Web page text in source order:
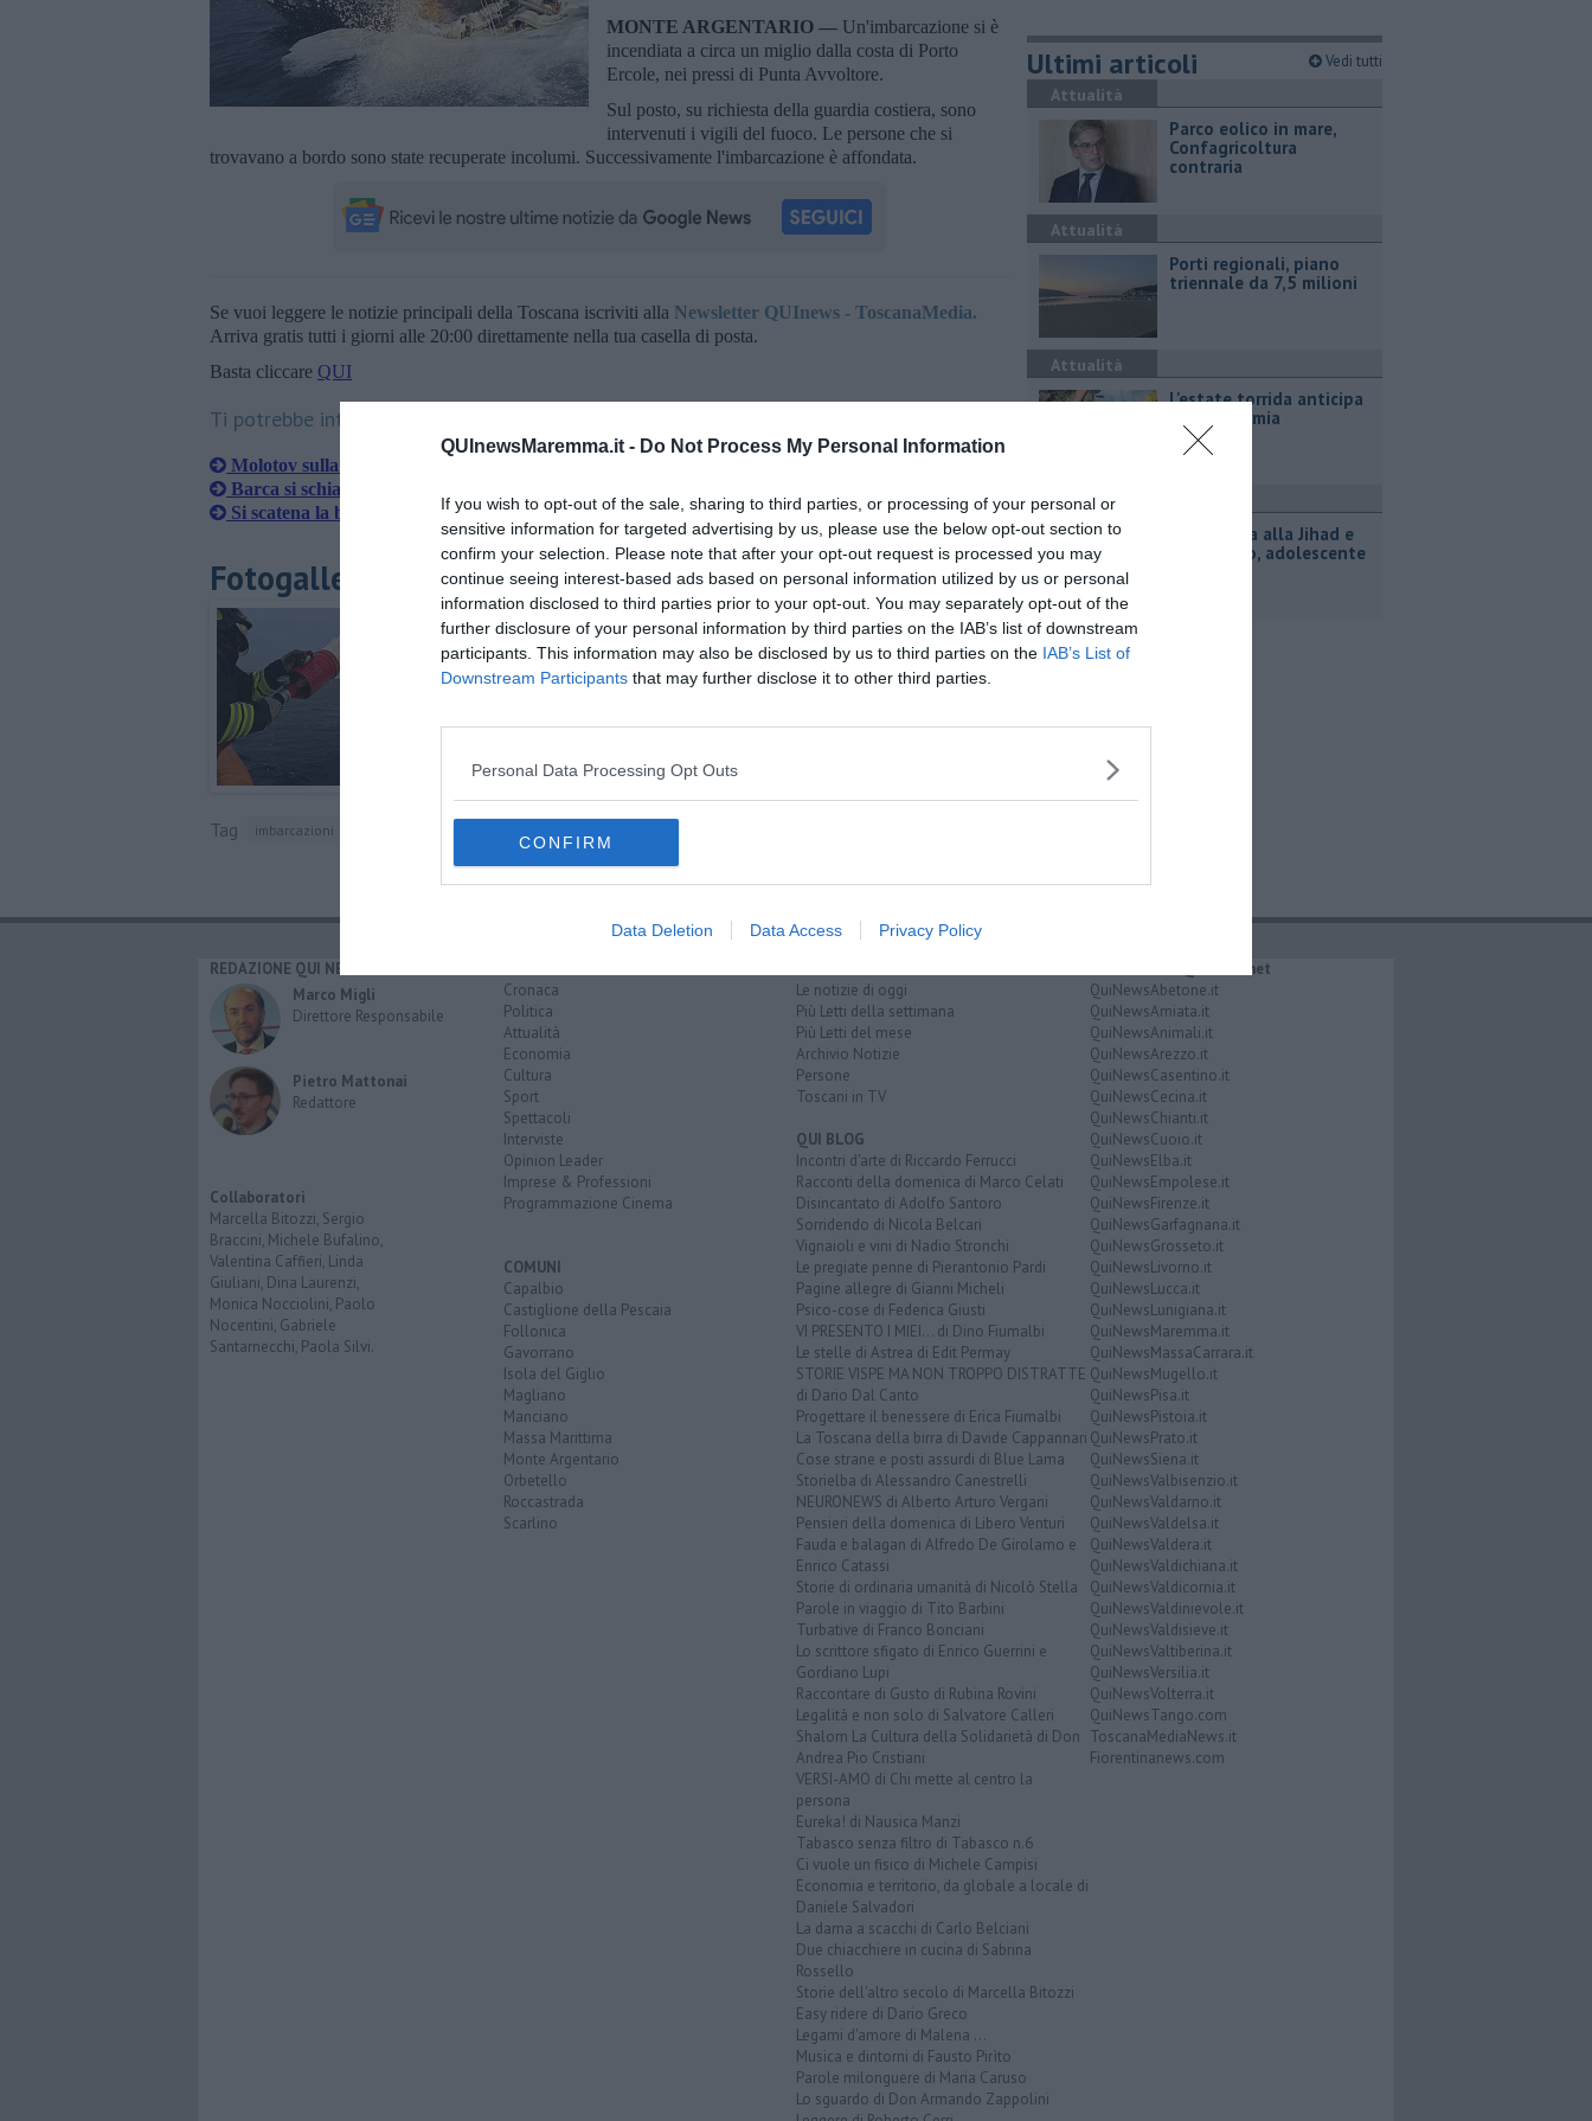
QUInewsMaremma.it - Do Not Process My Personal Information
If you wish to opt-out of the sale, sharing to third parties, or processing of your personal or
sensitive information for targeted advertising by us, please use the below opt-out section to
confirm your selection. Please note that after your opt-out request is processed you may
continue seeing interest-based ads based on personal information utilized by us or personal
information disclosed to third parties prior to your opt-out. You may separately opt-out of the
further disclosure of your personal information by third parties on the IAB’s list of downstream
participants. This information may also be disclosed by us to third parties on the IAB’s List of
Downstream Participants that may further disclose it to other third parties.
Personal Data Processing Opt Outs
CONFIRM
Data Deletion Data Access Privacy Policy
MONTE ARGENTARIO — Un'imbarcazione si è
incendiata a circa un miglio dalla costa di Porto
Ercole, nei pressi di Punta Avvoltore.
Sul posto, su richiesta della guardia costiera, sono
intervenuti i vigili del fuoco. Le persone che si
trovavano a bordo sono state recuperate incolumi. Successivamente l'imbarcazione è affondata.
Se vuoi leggere le notizie principali della Toscana iscriviti alla Newsletter QUInews - ToscanaMedia.
Arriva gratis tutti i giorni alle 20:00 direttamente nella tua casella di posta.
Basta cliccare QUI
Ti potrebbe interessare anche:
Molotov sulla barca di Francesco Maria Piscicelli
​Barca si schianta contro gli scogli e affonda
Si scatena la burrasca e lo yacht affonda
Fotogallery
Tag imbarcazioni
Ultimi articoli Vedi tutti
Attualità
Parco eolico in mare,
Confagricoltura
contraria
Attualità
Porti regionali, piano
triennale da 7,5 milioni
Attualità
L'estate torrida anticipa
la vendemmia
Cronaca
Inneggiava alla Jihad e
al nazismo, adolescente
REDAZIONE QUI NEWS
Marco Migli
Direttore Responsabile
Pietro Mattonai
Redattore
Collaboratori
Marcella Bitozzi, Sergio
Braccini, Michele Bufalino,
Valentina Caffieri, Linda
Giuliani, Dina Laurenzi,
Monica Nocciolini, Paolo
Nocentini, Gabriele
Santarnecchi, Paola Silvi.
Cronaca
Politica
Attualità
Economia
Cultura
Sport
Spettacoli
Interviste
Opinion Leader
Imprese & Professioni
Programmazione Cinema
COMUNI
Capalbio
Castiglione della Pescaia
Follonica
Gavorrano
Isola del Giglio
Magliano
Manciano
Massa Marittima
Monte Argentario
Orbetello
Roccastrada
Scarlino
Le notizie di oggi
Più Letti della settimana
Più Letti del mese
Archivio Notizie
Persone
Toscani in TV
QUI BLOG
Incontri d'arte di Riccardo Ferrucci
Racconti della domenica di Marco Celati
Disincantato di Adolfo Santoro
Sorridendo di Nicola Belcari
Vignaioli e vini di Nadio Stronchi
Le pregiate penne di Pierantonio Pardi
Pagine allegre di Gianni Micheli
Psico-cose di Federica Giusti
VI PRESENTO I MIEI... di Dino Fiumalbi
Le stelle di Astrea di Edit Permay
STORIE VISPE MA NON TROPPO DISTRATTE
di Dario Dal Canto
Progettare il benessere di Erica Fiumalbi
La Toscana della birra di Davide Cappannari
Cose strane e posti assurdi di Blue Lama
Storielba di Alessandro Canestrelli
NEURONEWS di Alberto Arturo Vergani
Pensieri della domenica di Libero Venturi
Fauda e balagan di Alfredo De Girolamo e
Enrico Catassi
Storie di ordinaria umanità di Nicolò Stella
Parole in viaggio di Tito Barbini
Turbative di Franco Bonciani
Lo scrittore sfigato di Enrico Guerrini e
Gordiano Lupi
Raccontare di Gusto di Rubina Rovini
Legalità e non solo di Salvatore Calleri
Shalom La Cultura della Solidarietà di Don
Andrea Pio Cristiani
VERSI-AMO di Chi mette al centro la
persona
Eureka! di Nausica Manzi
Tabasco senza filtro di Tabasco n.6
Ci vuole un fisico di Michele Campisi
Economia e territorio, da globale a locale di
Daniele Salvadori
La dama a scacchi di Carlo Belciani
Due chiacchiere in cucina di Sabrina
Rossello
Storie dell'altro secolo di Marcella Bitozzi
Easy ridere di Dario Greco
Legami d'amore di Malena ...
Musica e dintorni di Fausto Pirìto
Parole milonguere di Maria Caruso
Lo sguardo di Don Armando Zappolini
IL NETWORK QuiNews.net
QuiNewsAbetone.it
QuiNewsAmiata.it
QuiNewsAnimali.it
QuiNewsArezzo.it
QuiNewsCasentino.it
QuiNewsCecina.it
QuiNewsChianti.it
QuiNewsCuoio.it
QuiNewsElba.it
QuiNewsEmpolese.it
QuiNewsFirenze.it
QuiNewsGarfagnana.it
QuiNewsGrosseto.it
QuiNewsLivorno.it
QuiNewsLucca.it
QuiNewsLunigiana.it
QuiNewsMaremma.it
QuiNewsMassaCarrara.it
QuiNewsMugello.it
QuiNewsPisa.it
QuiNewsPistoia.it
QuiNewsPrato.it
QuiNewsSiena.it
QuiNewsValbisenzio.it
QuiNewsValdarno.it
QuiNewsValdelsa.it
QuiNewsValdera.it
QuiNewsValdichiana.it
QuiNewsValdicornia.it
QuiNewsValdinievole.it
QuiNewsValdisieve.it
QuiNewsValtiberina.it
QuiNewsVersilia.it
QuiNewsVolterra.it
QuiNewsTango.com
ToscanaMediaNews.it
Fiorentinanews.com